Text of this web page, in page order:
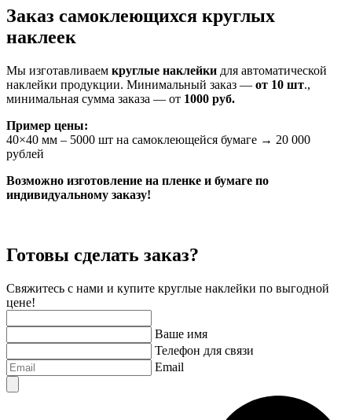
Заказ самоклеющихся круглых
наклеек
Мы изготавливаем круглые наклейки для автоматической
наклейки продукции. Минимальный заказ — от 10 шт.,
минимальная сумма заказа — от 1000 руб.
Пример цены:
40×40 мм – 5000 шт на самоклеющейся бумаге → 20 000
рублей
Возможно изготовление на пленке и бумаге по
индивидуальному заказу!
Готовы сделать заказ?
Свяжитесь с нами и купите круглые наклейки по выгодной
цене!
Ваше имя
Телефон для связи
Email